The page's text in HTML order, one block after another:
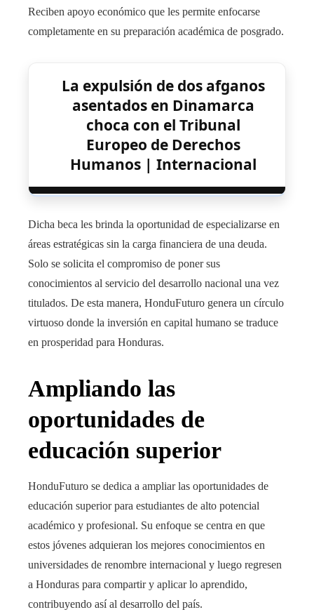
Reciben apoyo económico que les permite enfocarse
completamente en su preparación académica de posgrado.
La expulsión de dos afganos
asentados en Dinamarca
choca con el Tribunal
Europeo de Derechos
Humanos | Internacional
Dicha beca les brinda la oportunidad de especializarse en
áreas estratégicas sin la carga financiera de una deuda.
Solo se solicita el compromiso de poner sus
conocimientos al servicio del desarrollo nacional una vez
titulados. De esta manera, HonduFuturo genera un círculo
virtuoso donde la inversión en capital humano se traduce
en prosperidad para Honduras.
Ampliando las
oportunidades de
educación superior
HonduFuturo se dedica a ampliar las oportunidades de
educación superior para estudiantes de alto potencial
académico y profesional. Su enfoque se centra en que
estos jóvenes adquieran los mejores conocimientos en
universidades de renombre internacional y luego regresen
a Honduras para compartir y aplicar lo aprendido,
contribuyendo así al desarrollo del país.